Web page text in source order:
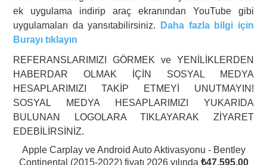
ek uygulama indirip araç ekranından YouTube gibi
uygulamaları da yansıtabilirsiniz.
Daha fazla bilgi için
Burayı tıklayın
REFERANSLARIMIZI GÖRMEK ve YENİLİKLERDEN
HABERDAR OLMAK İÇİN SOSYAL MEDYA
HESAPLARIMIZI TAKİP ETMEYİ UNUTMAYIN!
SOSYAL MEDYA HESAPLARIMIZI YUKARIDA
BULUNAN LOGOLARA TIKLAYARAK ZİYARET
EDEBİLİRSİNİZ.
Apple Carplay ve Android Auto Aktivasyonu - Bentley
Continental (2015-2022) fiyatı 2026 yılında ₺47.595,00